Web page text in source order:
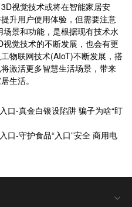
视觉技术或将在智能家居安
升用户使用体验，但需要注意
景和功能，是根据现有技术水
觉技术的不断发展，也会有更
物联网技术(AIoT)不断发展，搭
激活更多智慧生活场景，带来
生活。
口-真金白银设陷阱 骗子为啥“盯
口-守护食品“入口”安全 商用电